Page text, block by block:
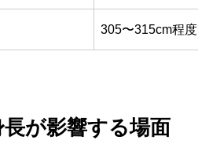
305〜315cm程度
が影響する場面